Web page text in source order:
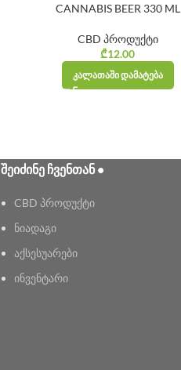
CANNABIS BEER 330 ML
CBD პროდუქტი
₾12.00
ᲙᲐᲚᲐᲗᲐᲨᲘ ᲓᲐᲛᲐᲢᲔᲑᲐ
ᲨᲔᲘᲫᲘᲜᲔ ᲩᲕᲔᲜᲗᲐᲜ •
CBD პროდუქტი
ნიადაგი
აქსესუარები
ინვენტარი